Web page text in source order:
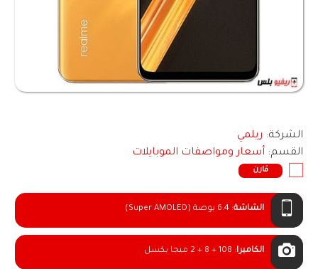
الشركة: ريلمي
القسم: أسعار ومواصفات الموبايلات
قارن
الشاشة:6.4 بوصة (Super AMOLED)
الكاميرا: 108 + 8 + 2 ميجا بكسل